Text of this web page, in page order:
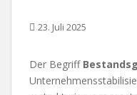
23. Juli 2025
Der Begriff